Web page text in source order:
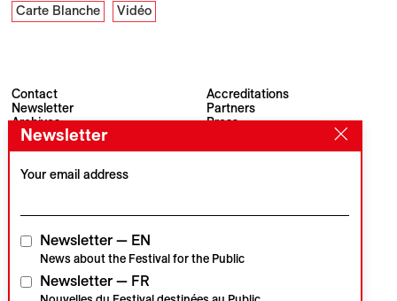
Carte Blanche Vidéo
Contact
Newsletter
Archives
Accreditations
Partners
Press
Visions du Réel
CH–1260 Nyon
Institutional partners
Newsletter
Your email address
Newsletter — EN
News about the Festival for the Public
Newsletter — FR